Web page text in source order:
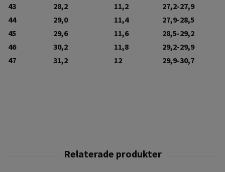
43
28,2 11,2
27,2-27,9
44
29,0 11,4
27,9-28,5
45
29,6 11,6
28,5-29,2
46
30,2 11,8
29,2-29,9
47
31,2 12 29,9-30,7